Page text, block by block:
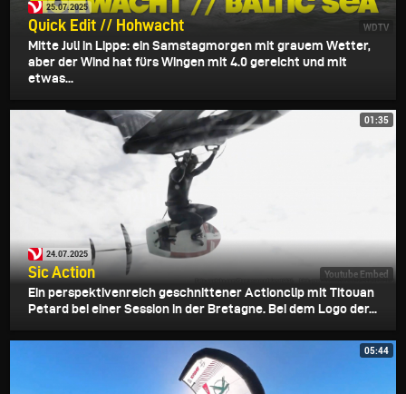
WDTV
25.07.2025
Quick Edit // Hohwacht
Mitte Juli in Lippe: ein Samstagmorgen mit grauem Wetter,
aber der Wind hat fürs Wingen mit 4.0 gereicht und mit
etwas...
01:35
Youtube Embed
24.07.2025
Sic Action
Ein perspektivenreich geschnittener Actionclip mit Titouan
Petard bei einer Session in der Bretagne. Bei dem Logo der...
05:44